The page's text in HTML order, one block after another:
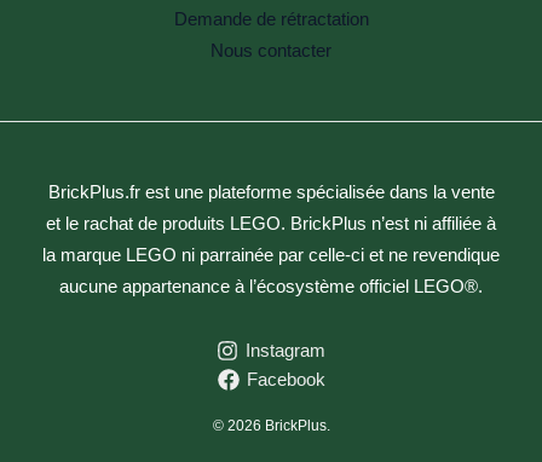
Demande de rétractation
Nous contacter
BrickPlus.fr est une plateforme spécialisée dans la vente
et le rachat de produits LEGO. BrickPlus n’est ni affiliée à
la marque LEGO ni parrainée par celle-ci et ne revendique
aucune appartenance à l’écosystème officiel LEGO®.
Instagram
Facebook
© 2026 BrickPlus.